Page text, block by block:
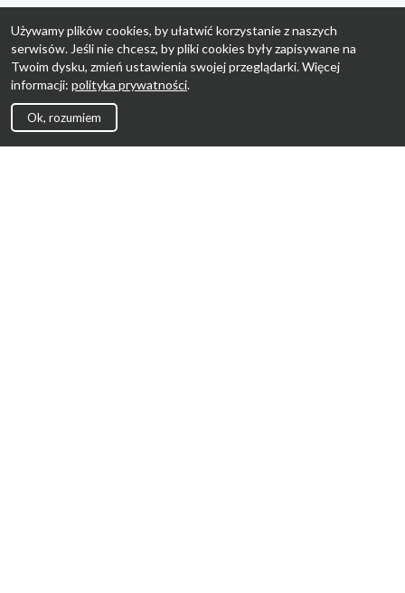
Używamy plików cookies, by ułatwić korzystanie z naszych
serwisów. Jeśli nie chcesz, by pliki cookies były zapisywane na
Twoim dysku, zmień ustawienia swojej przeglądarki. Więcej
informacji: polityka prywatności.
Ok, rozumiem